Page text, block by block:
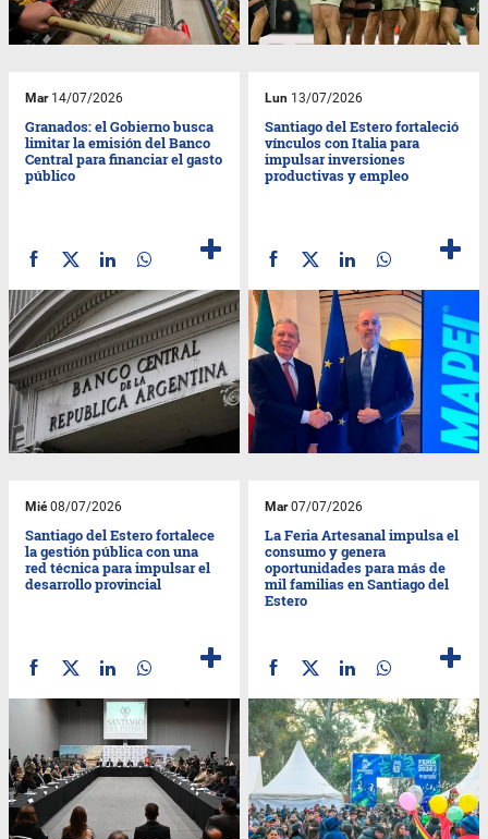
Mar14/07/2026
Granados: el Gobierno busca
limitar la emisión del Banco
Central para financiar el gasto
público
Lun 13/07/2026
Santiago del Estero fortaleció
vínculos con Italia para
impulsar inversiones
productivas y empleo
Mié08/07/2026
Santiago del Estero fortalece
la gestión pública con una
red técnica para impulsar el
desarrollo provincial
Mar07/07/2026
La Feria Artesanal impulsa el
consumo y genera
oportunidades para más de
mil familias en Santiago del
Estero